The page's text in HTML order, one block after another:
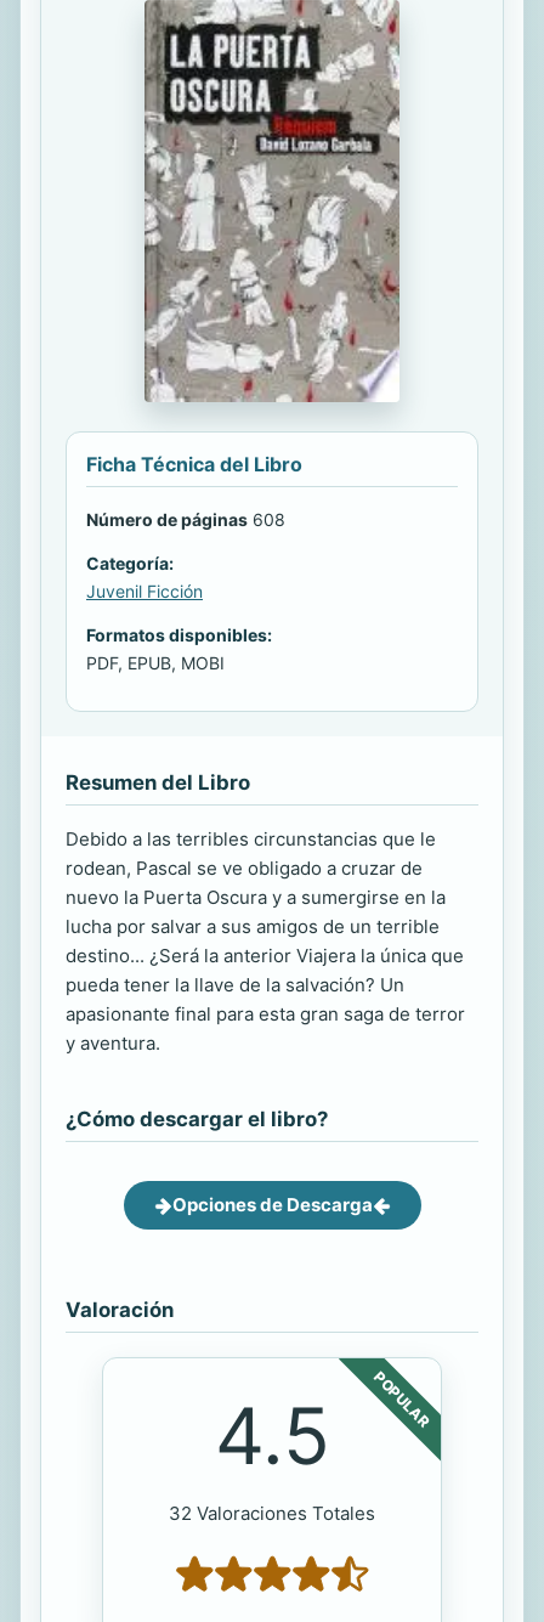
Ficha Técnica del Libro
Número de páginas 608
Categoría:
Juvenil Ficción
Formatos disponibles:
PDF, EPUB, MOBI
Resumen del Libro
Debido a las terribles circunstancias que le
rodean, Pascal se ve obligado a cruzar de
nuevo la Puerta Oscura y a sumergirse en la
lucha por salvar a sus amigos de un terrible
destino... ¿Será la anterior Viajera la única que
pueda tener la llave de la salvación? Un
apasionante final para esta gran saga de terror
y aventura.
¿Cómo descargar el libro?
Opciones de Descarga
Valoración
POPULAR
4.5
32 Valoraciones Totales